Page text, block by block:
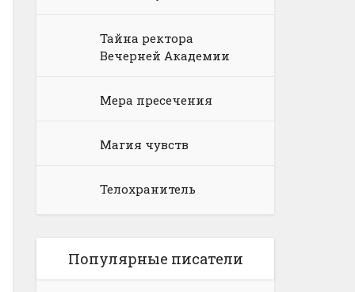
Тайна ректора
Вечерней Академии
Мера пресечения
Магия чувств
Телохранитель
Популярные писатели